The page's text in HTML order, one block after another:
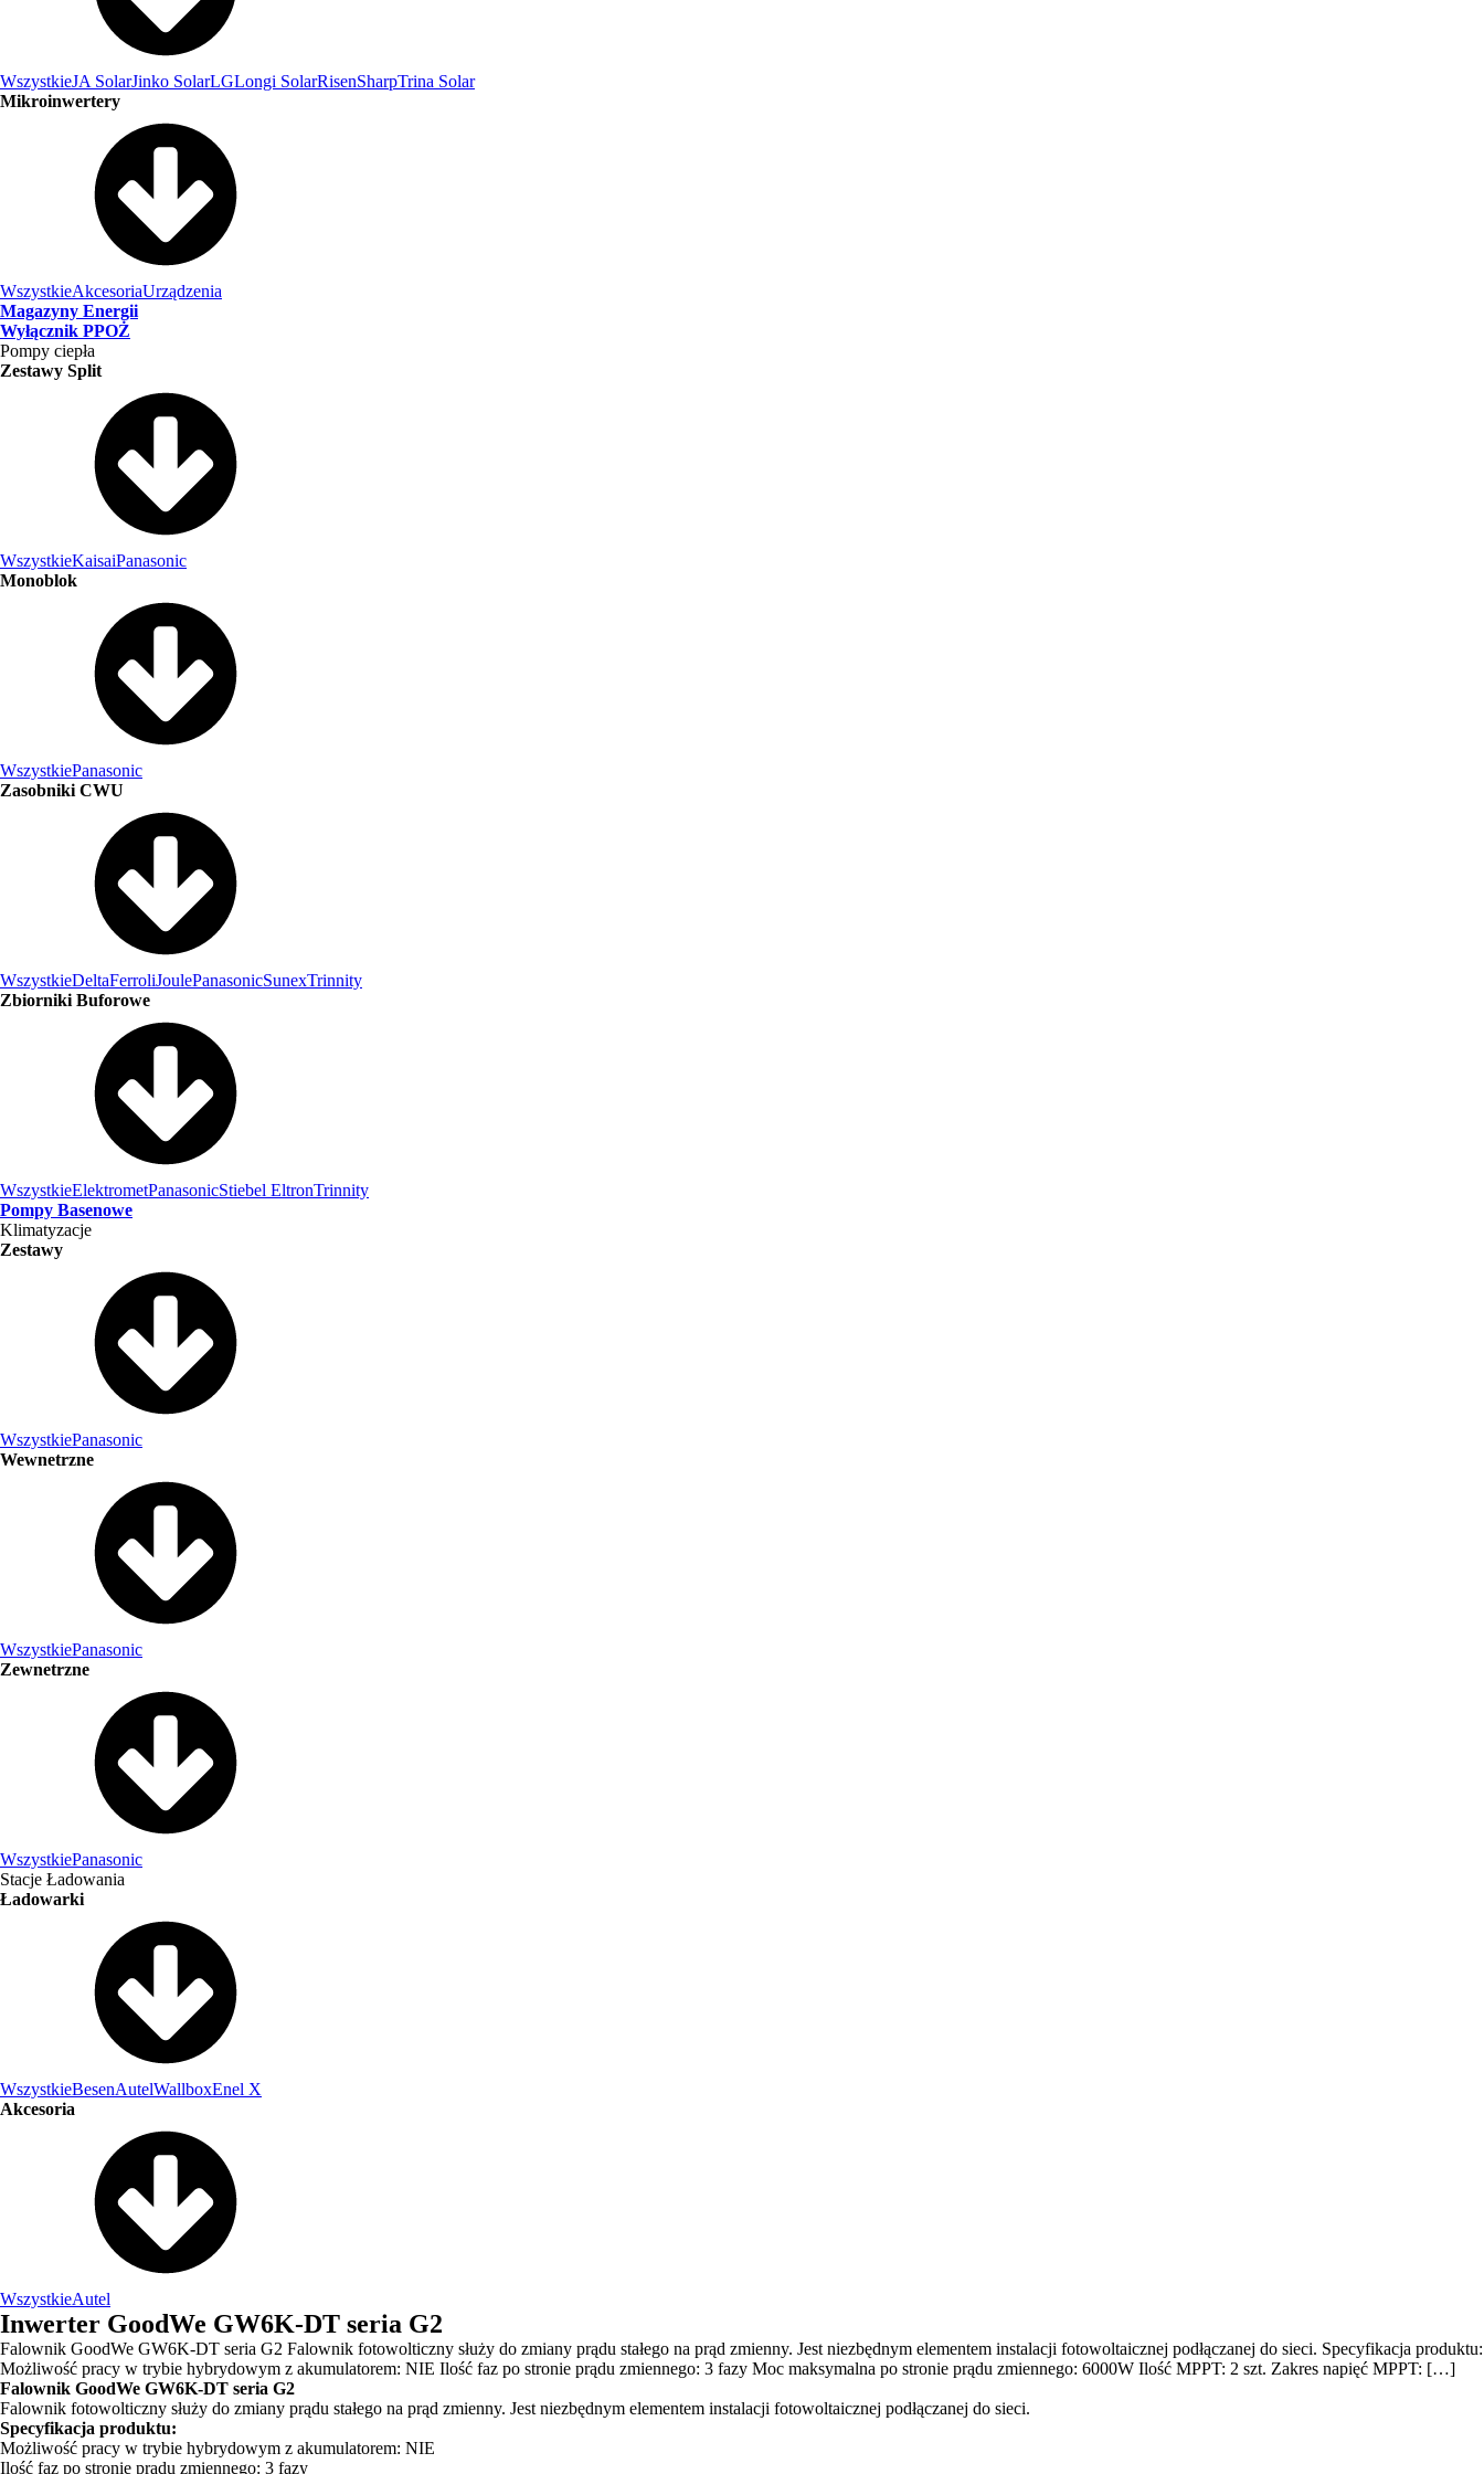
WszystkieJA SolarJinko SolarLGLongi SolarRisenSharpTrina Solar
Mikroinwertery
WszystkieAkcesoriaUrządzenia
Magazyny Energii
Wyłącznik PPOŻ
Pompy ciepła
Zestawy Split
WszystkieKaisaiPanasonic
Monoblok
WszystkiePanasonic
Zasobniki CWU
WszystkieDeltaFerroliJoulePanasonicSunexTrinnity
Zbiorniki Buforowe
WszystkieElektrometPanasonicStiebel EltronTrinnity
Pompy Basenowe
Klimatyzacje
Zestawy
WszystkiePanasonic
Wewnetrzne
WszystkiePanasonic
Zewnetrzne
WszystkiePanasonic
Stacje Ładowania
Ładowarki
WszystkieBesenAutelWallboxEnel X
Akcesoria
WszystkieAutel
Inwerter GoodWe GW6K-DT seria G2
Falownik GoodWe GW6K-DT seria G2 Falownik fotowolticzny służy do zmiany prądu stałego na prąd zmienny. Jest niezbędnym elementem instalacji fotowoltaicznej podłączanej do sieci. Specyfikacja produktu:
Możliwość pracy w trybie hybrydowym z akumulatorem: NIE Ilość faz po stronie prądu zmiennego: 3 fazy Moc maksymalna po stronie prądu zmiennego: 6000W Ilość MPPT: 2 szt. Zakres napięć MPPT: […]
Falownik GoodWe GW6K-DT seria G2
Falownik fotowolticzny służy do zmiany prądu stałego na prąd zmienny. Jest niezbędnym elementem instalacji fotowoltaicznej podłączanej do sieci.
Specyfikacja produktu:
Możliwość pracy w trybie hybrydowym z akumulatorem: NIE
Ilość faz po stronie prądu zmiennego: 3 fazy